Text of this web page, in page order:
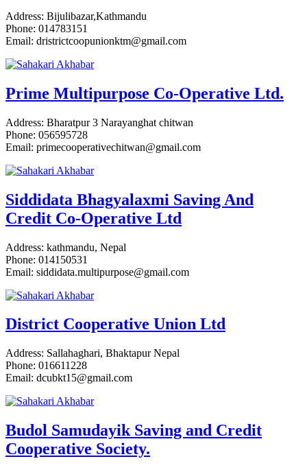
Address: Bijulibazar,Kathmandu
Phone: 014783151
Email: dristrictcoopunionktm@gmail.com
Prime Multipurpose Co-Operative Ltd.
Address: Bharatpur 3 Narayanghat chitwan
Phone: 056595728
Email: primecooperativechitwan@gmail.com
Siddidata Bhagyalaxmi Saving And
Credit Co-Operative Ltd
Address: kathmandu, Nepal
Phone: 014150531
Email: siddidata.multipurpose@gmail.com
District Cooperative Union Ltd
Address: Sallahaghari, Bhaktapur Nepal
Phone: 016611228
Email: dcubkt15@gmail.com
Budol Samudayik Saving and Credit
Cooperative Society.